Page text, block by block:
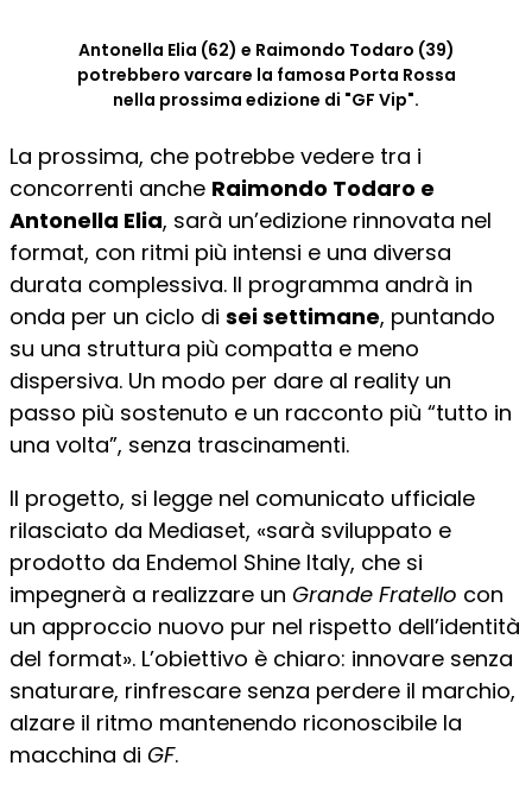
Antonella Elia (62) e Raimondo Todaro (39)
potrebbero varcare la famosa Porta Rossa
nella prossima edizione di "GF Vip".
La prossima, che potrebbe vedere tra i
concorrenti anche Raimondo Todaro e
Antonella Elia, sarà un’edizione rinnovata nel
format, con ritmi più intensi e una diversa
durata complessiva. Il programma andrà in
onda per un ciclo di sei settimane, puntando
su una struttura più compatta e meno
dispersiva. Un modo per dare al reality un
passo più sostenuto e un racconto più “tutto in
una volta”, senza trascinamenti.
Il progetto, si legge nel comunicato ufficiale
rilasciato da Mediaset, «sarà sviluppato e
prodotto da Endemol Shine Italy, che si
impegnerà a realizzare un Grande Fratello con
un approccio nuovo pur nel rispetto dell’identità
del format». L’obiettivo è chiaro: innovare senza
snaturare, rinfrescare senza perdere il marchio,
alzare il ritmo mantenendo riconoscibile la
macchina di GF.